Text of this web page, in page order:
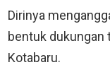
Dirinya
bentuk dukungan
Kotabaru.